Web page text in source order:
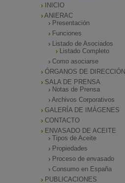
INICIO
ANIERAC
Presentación
Funciones
Listado de Asociados
Listado Completo
Como asociarse
ÓRGANOS DE DIRECCIÓN
SALA DE PRENSA
Notas de Prensa
Archivos Corporativos
GALERÍA DE IMÁGENES
CONTACTO
ENVASADO DE ACEITE
Tipos de Aceite
Propiedades
Proceso de envasado
Consumo en España
PUBLICACIONES